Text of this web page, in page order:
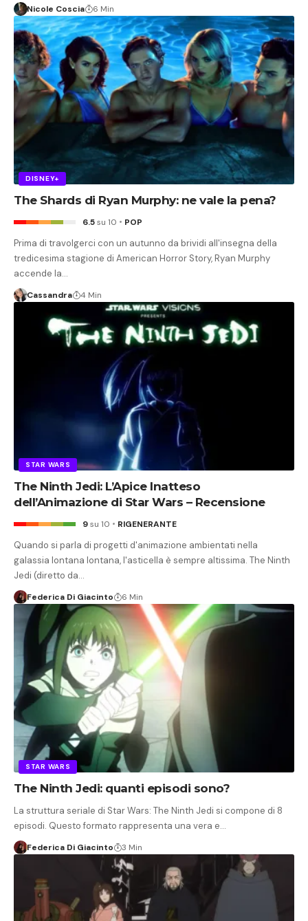
Nicole Coscia 6 Min
DISNEY+
The Shards di Ryan Murphy: ne vale la pena?
6.5su 10 POP
Prima di travolgerci con un autunno da brividi all'insegna della
tredicesima stagione di American Horror Story, Ryan Murphy
accende la…
Cassandra 4 Min
STAR WARS
The Ninth Jedi: L’Apice Inatteso
dell’Animazione di Star Wars – Recensione
9su 10 RIGENERANTE
Quando si parla di progetti d'animazione ambientati nella
galassia lontana lontana, l'asticella è sempre altissima. The Ninth
Jedi (diretto da…
Federica Di Giacinto 6 Min
STAR WARS
The Ninth Jedi: quanti episodi sono?
La struttura seriale di Star Wars: The Ninth Jedi si compone di 8
episodi. Questo formato rappresenta una vera e…
Federica Di Giacinto 3 Min